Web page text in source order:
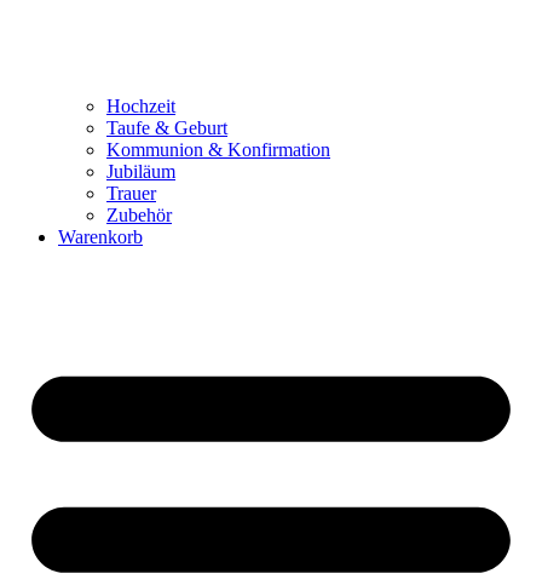
Hochzeit
Taufe & Geburt
Kommunion & Konfirmation
Jubiläum
Trauer
Zubehör
Warenkorb